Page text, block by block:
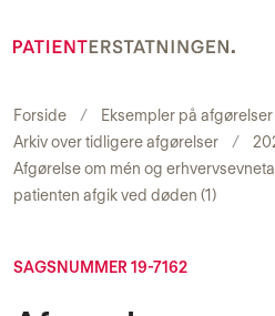
Forside
Eksempler på afgørelser
Arkiv over tidligere afgørelser
Afgørelse om mén og
patienten afgik ved døden (1)
SAGSNUMMER 19-7162